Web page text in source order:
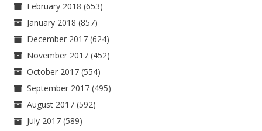
February 2018 (653)
January 2018 (857)
December 2017 (624)
November 2017 (452)
October 2017 (554)
September 2017 (495)
August 2017 (592)
July 2017 (589)